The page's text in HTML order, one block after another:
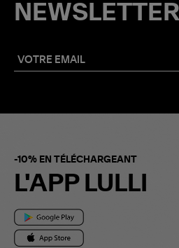
NEWSLETTER
-10% EN TÉLÉCHARGEANT
L'APP LULLI